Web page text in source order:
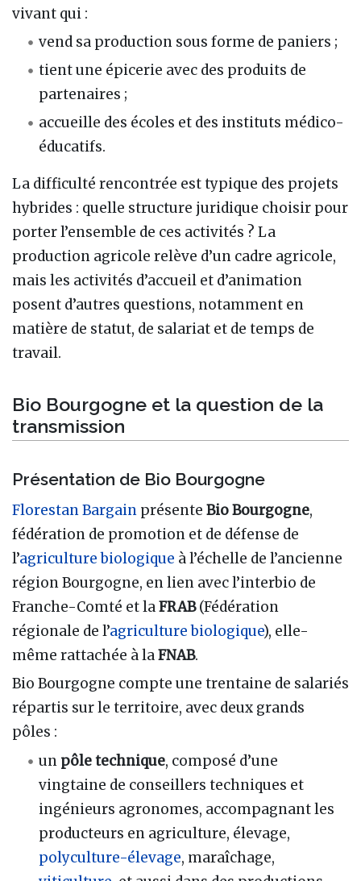
vivant qui :
vend sa production sous forme de paniers ;
tient une épicerie avec des produits de
partenaires ;
accueille des écoles et des instituts médico-
éducatifs.
La difficulté rencontrée est typique des projets
hybrides : quelle structure juridique choisir pour
porter l’ensemble de ces activités ? La
production agricole relève d’un cadre agricole,
mais les activités d’accueil et d’animation
posent d’autres questions, notamment en
matière de statut, de salariat et de temps de
travail.
Bio Bourgogne et la question de la
transmission
Présentation de Bio Bourgogne
Florestan Bargain présente Bio Bourgogne,
fédération de promotion et de défense de
l’agriculture biologique à l’échelle de l’ancienne
région Bourgogne, en lien avec l’interbio de
Franche-Comté et laFRAB(Fédération
régionale de l’agriculture biologique), elle-
même rattachée à laFNAB.
Bio Bourgogne compte une trentaine de salariés
répartis sur le territoire, avec deux grands
pôles :
un pôle technique, composé d’une
vingtaine de conseillers techniques et
ingénieurs agronomes, accompagnant les
producteurs en agriculture, élevage,
polyculture-élevage, maraîchage,